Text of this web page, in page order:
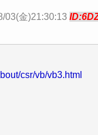
03(金)21:30:13
csr/vb/vb3.html